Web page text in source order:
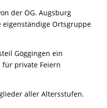
der OG. Augsburg
Ortsgruppe
Göggingen ein
für private Feiern
aller Altersstufen.